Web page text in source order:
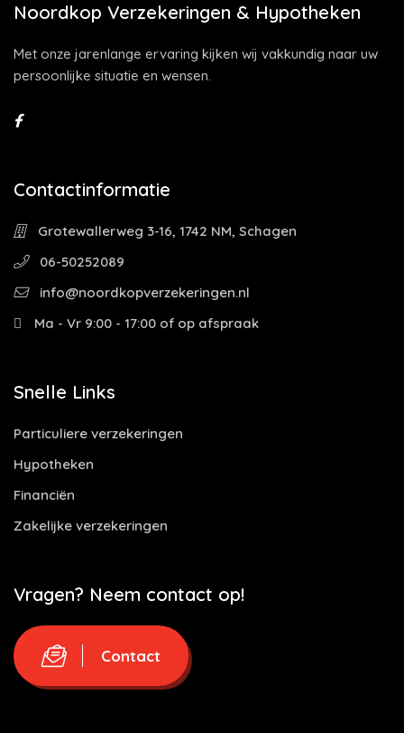
Noordkop Verzekeringen & Hypotheken
Met onze jarenlange ervaring kijken wij vakkundig naar uw
persoonlijke situatie en wensen.
Contactinformatie
Grotewallerweg 3-16, 1742 NM, Schagen
06-50252089
info@noordkopverzekeringen.nl
Ma - Vr 9:00 - 17:00 of op afspraak
Snelle Links
Particuliere verzekeringen
Hypotheken
Financiën
Zakelijke verzekeringen
Vragen? Neem contact op!
Contact